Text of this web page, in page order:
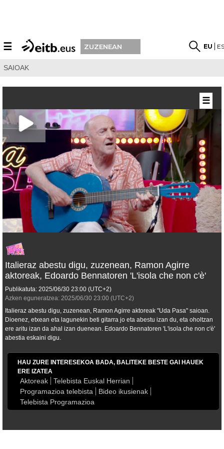
☰ ZUZENEAN EU
SAIOAK
Italieraz abestu digu, zuzenean, Ramon Agirre
aktoreak, Edoardo Bennatoren 'L'isola che non c'è'
Publikatuta: 2025/06/30 23:00 (UTC+2)
Azken eguneratzea: 2025/06/30 23:00 (UTC+2)
Italieraz abestu digu, zuzenean, Ramon Agirre aktoreak "Uda Pasa" saioan.
Dioenez, etxean eta lagunekin beti gitarra jo eta abestu izan du, eta oholtzan
ere aritu izan da ahal izan duenean. Edoardo Bennatoren 'L'isola che non c'è'
abestia eskaini digu.
HAU ZURE INTERESEKOA BADA, BALITEKE BESTE GAI HAUEK
ERE IZATEA
Aktoreak
Telebista Euskal Herrian
Programazioa telebista
Bideo ikusienak
Telebista Programazioa
☰